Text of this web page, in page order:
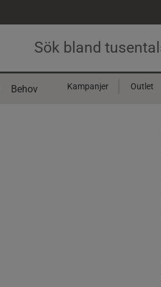
Behov Kampanjer Outlet